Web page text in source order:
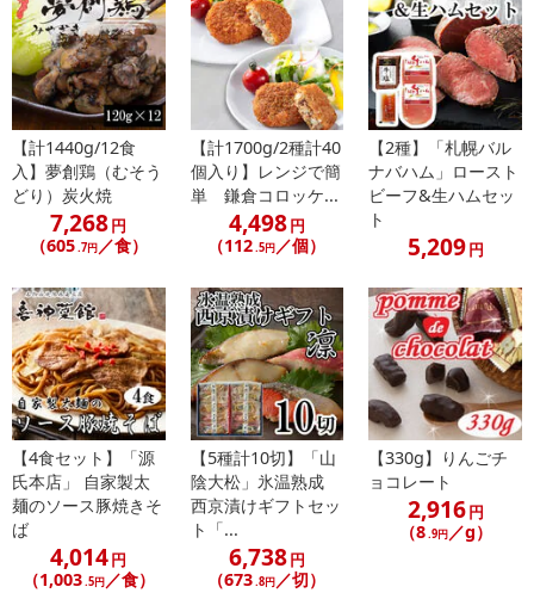
カート機能をご利用の場合は、配送日時指定をご利用いただけませ
ん。
発送日カレンダー
休業日
■その他共通および商品カテゴリー別注意事項（※必ずご確認くだ
さい）
こちらの情報は2026年07月09日 時点での情報となります。
【計1440g/12食
入】夢創鶏（むそう
どり）炭火焼
7,268円
（605 .7円／食）
【計1700g/2種計40
個入り】レンジで簡
単 鎌倉コロッケ...
4,498円
（112 .5円 ／個）
【2種】「札幌バル
ナバハム」ロースト
ビーフ&生ハムセッ
ト
5,209円
【4食セット】「源
氏本店」 自家製太
麺のソース豚焼きそ
ば
4,014円
（1,003.5円／食）
【5種計10切】「山
陰大松」氷温熟成
西京漬けギフトセッ
ト「...
6,738円
（673.8円／切）
【330g】りんごチ
ョコレート
2,916円
（8.9円／g）